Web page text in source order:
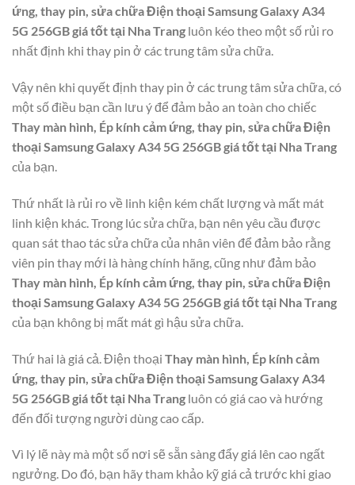
ứng, thay pin, sửa chữa Điện thoại Samsung Galaxy A34
5G 256GB giá tốt tại Nha Trang luôn kéo theo một số rủi ro
nhất định khi thay pin ở các trung tâm sửa chữa.
Vậy nên khi quyết định thay pin ở các trung tâm sửa chữa, có
một số điều bạn cần lưu ý để đảm bảo an toàn cho chiếc
Thay màn hình, Ép kính cảm ứng, thay pin, sửa chữa Điện
thoại Samsung Galaxy A34 5G 256GB giá tốt tại Nha Trang
của bạn.
Thứ nhất là rủi ro về linh kiện kém chất lượng và mất mát
linh kiện khác. Trong lúc sửa chữa, bạn nên yêu cầu được
quan sát thao tác sửa chữa của nhân viên để đảm bảo rằng
viên pin thay mới là hàng chính hãng, cũng như đảm bảo
Thay màn hình, Ép kính cảm ứng, thay pin, sửa chữa Điện
thoại Samsung Galaxy A34 5G 256GB giá tốt tại Nha Trang
của bạn không bị mất mát gì hậu sửa chữa.
Thứ hai là giá cả. Điện thoại Thay màn hình, Ép kính cảm
ứng, thay pin, sửa chữa Điện thoại Samsung Galaxy A34
5G 256GB giá tốt tại Nha Trang luôn có giá cao và hướng
đến đối tượng người dùng cao cấp.
Vì lý lẽ này mà một số nơi sẽ sẵn sàng đẩy giá lên cao ngất
ngưởng. Do đó, bạn hãy tham khảo kỹ giá cả trước khi giao